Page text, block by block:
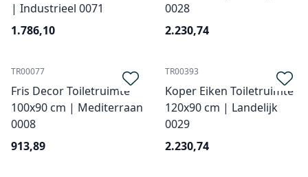
| Industrieel 0071
1.786,10
0028
2.230,74
TR00077
Fris Decor Toiletruimte
100x90 cm | Mediterraan
0008
913,89
TR00393
Koper Eiken Toiletruimte
120x90 cm | Landelijk
0029
2.230,74